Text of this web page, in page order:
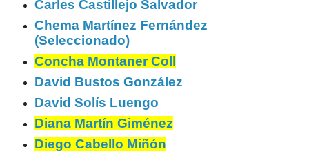
Carles Castillejo Salvador
Chema Martínez Fernández
(Seleccionado)
Concha Montaner Coll
David Bustos González
David Solís Luengo
Diana Martín Giménez
Diego Cabello Miñón